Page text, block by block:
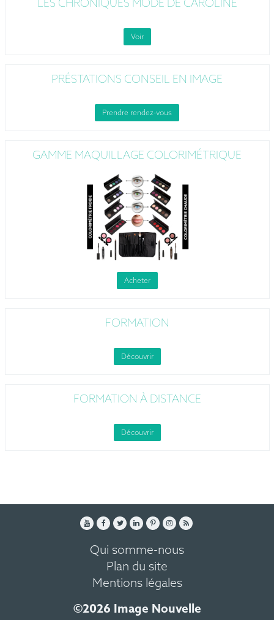
LES CHRONIQUES MODE DE CAROLINE
Voir
PRÉSTATIONS CONSEIL EN IMAGE
Prendre rendez-vous
GAMME MAQUILLAGE COLORIMÉTRIQUE
Acheter
FORMATION
Découvrir
FORMATION À DISTANCE
Découvrir
Qui somme-nous
Plan du site
Mentions légales
©2026 Image Nouvelle